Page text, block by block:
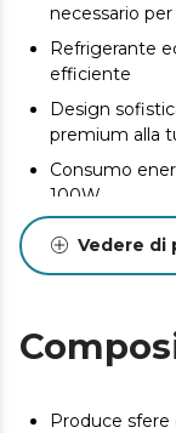
necessario
Refrigerante
efficiente
Design
premium alla
Consumo
100W
Vedere di
Produce sfere